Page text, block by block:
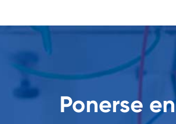
Ponerse en